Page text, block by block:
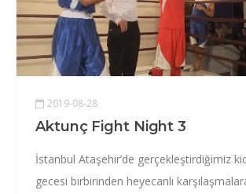
2019-08-28
Aktunç Fight Night 3
İstanbul Ataşehir’de gerçekleştirdiğimiz
gecesi birbirinden heyecanlı